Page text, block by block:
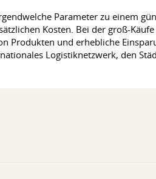
Parameter zu einem
Kosten. Bei der groß-
Produkten und erhebliche
Logistiknetzwerk, den